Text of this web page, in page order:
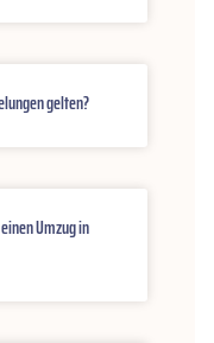
gelten?
Umzug in